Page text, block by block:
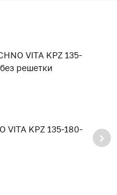
VITA KPZ 135-180-